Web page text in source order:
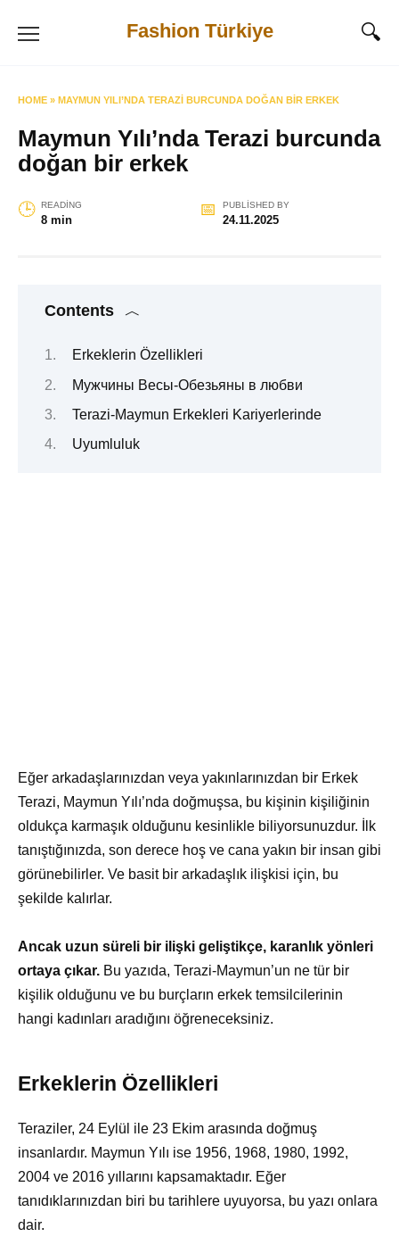
Fashion Türkiye
HOME » MAYMUN YILI’NDA TERAZI BURCUNDA DOĞAN BIR ERKEK
Maymun Yılı’nda Terazi burcunda
doğan bir erkek
READING
8 min
PUBLISHED BY
24.11.2025
Contents
Erkeklerin Özellikleri
Мужчины Весы-Обезьяны в любви
Terazi-Maymun Erkekleri Kariyerlerinde
Uyumluluk
Eğer arkadaşlarınızdan veya yakınlarınızdan bir Erkek
Terazi, Maymun Yılı’nda doğmuşsa, bu kişinin kişiliğinin
oldukça karmaşık olduğunu kesinlikle biliyorsunuzdur. İlk
tanıştığınızda, son derece hoş ve cana yakın bir insan gibi
görünebilirler. Ve basit bir arkadaşlık ilişkisi için, bu
şekilde kalırlar.
Ancak uzun süreli bir ilişki geliştikçe, karanlık yönleri
ortaya çıkar. Bu yazıda, Terazi-Maymun’un ne tür bir
kişilik olduğunu ve bu burçların erkek temsilcilerinin
hangi kadınları aradığını öğreneceksiniz.
Erkeklerin Özellikleri
Teraziler, 24 Eylül ile 23 Ekim arasında doğmuş
insanlardır. Maymun Yılı ise 1956, 1968, 1980, 1992,
2004 ve 2016 yıllarını kapsamaktadır. Eğer
tanıdıklarınızdan biri bu tarihlere uyuyorsa, bu yazı onlara
dair.